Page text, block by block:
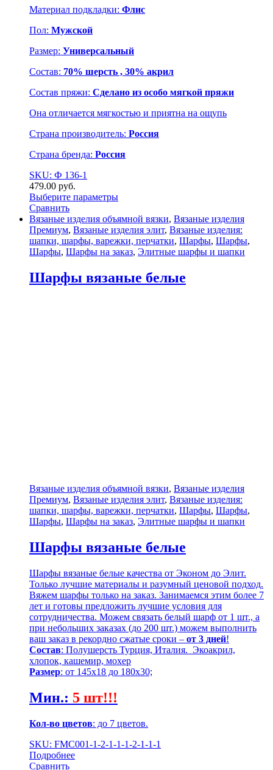
Материал подкладки: Флис
Пол: Мужской
Размер: Универсальный
Состав: 70% шерсть , 30% акрил
Состав пряжи: Сделано из особо мягкой пряжи
Она отличается мягкостью и приятна на ощупь
Страна производитель: Россия
Страна бренда: Россия
SKU: Ф 136-1
479.00 руб.
Выберите параметры
Сравнить
Вязаные изделия объямной вязки, Вязаные изделия
Премиум, Вязаные изделия элит, Вязаные изделия:
шапки, шарфы, варежки, перчатки, Шарфы, Шарфы,
Шарфы, Шарфы на заказ, Элитные шарфы и шапки
Шарфы вязаные белые
Вязаные изделия объямной вязки, Вязаные изделия
Премиум, Вязаные изделия элит, Вязаные изделия:
шапки, шарфы, варежки, перчатки, Шарфы, Шарфы,
Шарфы, Шарфы на заказ, Элитные шарфы и шапки
Шарфы вязаные белые
Шарфы вязаные белые качества от Эконом до Элит.
Только лучшие материалы и разумный ценовой подход.
Вяжем шарфы только на заказ. Занимаемся этим более 7
лет и готовы предложить лучшие условия для
сотрудничества. Можем связать белый шарф от 1 шт., а
при небольших заказах (до 200 шт.) можем выполнить
ваш заказ в рекордно сжатые сроки – от 3 дней!
Состав: Полушерсть Турция, Италия. Экоакрил,
хлопок, кашемир, мохер
Размер: от 145х18 до 180х30;
Мин.: 5 шт!!!
Кол-во цветов: до 7 цветов.
SKU: FMC001-1-2-1-1-1-2-1-1-1
Подробнее
Сравнить